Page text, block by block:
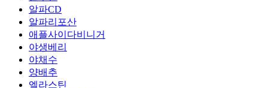
알파CD
알파리포산
애플사이다비니거
야생베리
야채수
양배추
엘라스틴